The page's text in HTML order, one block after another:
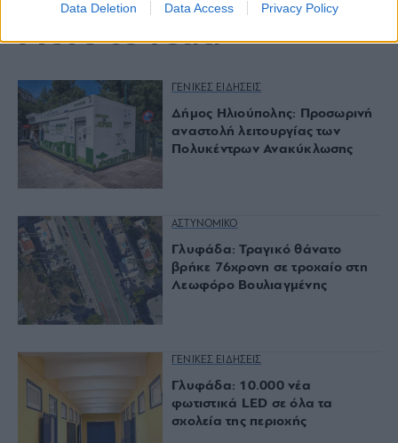
Data Deletion Data Access Privacy Policy
More to read
ΓΕΝΙΚΕΣ ΕΙΔΗΣΕΙΣ
Δήμος Ηλιούπολης: Προσωρινή
αναστολή λειτουργίας των
Πολυκέντρων Ανακύκλωσης
ΑΣΤΥΝΟΜΙΚΟ
Γλυφάδα: Τραγικό θάνατο
βρήκε 76χρονη σε τροχαίο στη
Λεωφόρο Βουλιαγμένης
ΓΕΝΙΚΕΣ ΕΙΔΗΣΕΙΣ
Γλυφάδα: 10.000 νέα
φωτιστικά LED σε όλα τα
σχολεία της περιοχής